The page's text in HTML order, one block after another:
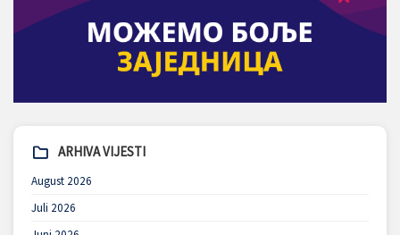
ARHIVA VIJESTI
August 2026
Juli 2026